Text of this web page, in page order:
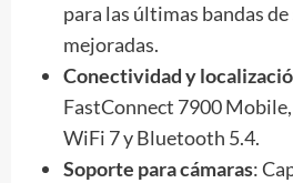
para las últimas bandas
mejoradas.
Conectividad y
FastConnect 7900
WiFi 7 y Bluetooth 5.4.
Soporte para cámaras: